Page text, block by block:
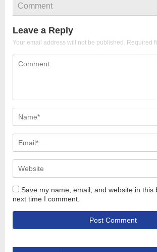
Comment
Leave a Reply
Your email address will not be published. Required
Save my name, email, and website in this
next time I comment.